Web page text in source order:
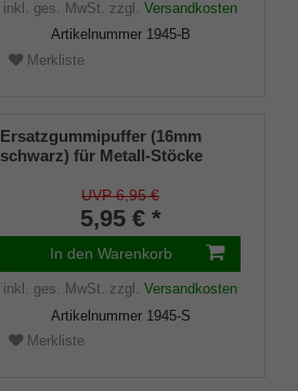
inkl. ges. MwSt. zzgl. Versandkosten
Artikelnummer 1945-B
Merkliste
Ersatzgummipuffer (16mm
schwarz) für Metall-Stöcke
ca. 16mm) mit Metalleinlage
(VE 1 Stück)
UVP 6,95 €
5,95 € *
In den Warenkorb
inkl. ges. MwSt. zzgl. Versandkosten
Artikelnummer 1945-S
Merkliste